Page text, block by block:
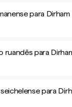
para
ruandês para
para